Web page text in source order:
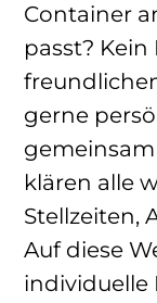
Container
passt?
gerne
klären alle
Stellzeiten,
Auf diese
individuelle